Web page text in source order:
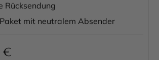
Rücksendung
mit neutralem Absender
€